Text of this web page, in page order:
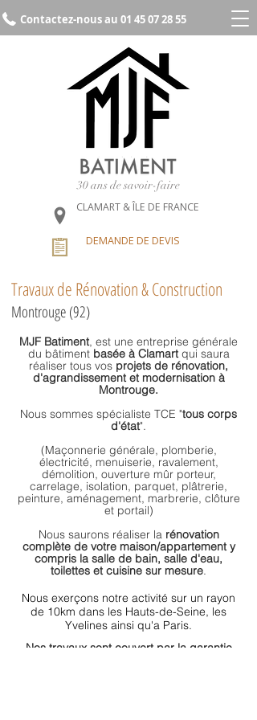
Contactez-nous au 01 45 07 28 55
30 ans de savoir-faire
CLAMART & ÎLE DE FRANCE
DEMANDE DE DEVIS
Travaux de Rénovation & Construction
Montrouge (92)
MJF Batiment, est une entreprise générale
du bâtiment basée à Clamartqui saura
réaliser tous vos projets de rénovation,
d'agrandissement et modernisation à
Montrouge.
Nous sommes spécialiste TCE "tous corps
d'état".
(Maçonnerie générale, plomberie,
électricité, menuiserie, ravalement,
démolition, ouverture mûr porteur,
carrelage, isolation, parquet, plâtrerie,
peinture, aménagement, marbrerie, clôture
et portail)
Nous saurons réaliser la rénovation
complète de votre maison/appartement y
compris la salle de bain, salle d'eau,
toilettes et cuisine sur mesure.
Nous exerçons notre activité sur un rayon
de 10km dans les Hauts-de-Seine, les
Yvelines ainsi qu'a Paris.
Nos travaux sont couvert par la garantie